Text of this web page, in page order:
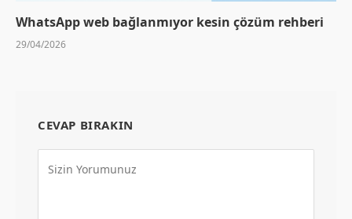
WhatsApp web bağlanmıyor kesin çözüm rehberi
29/04/2026
CEVAP BIRAKIN